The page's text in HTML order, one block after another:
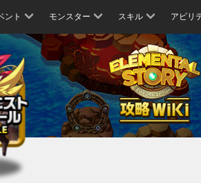
ント モンスター スキル アビリ